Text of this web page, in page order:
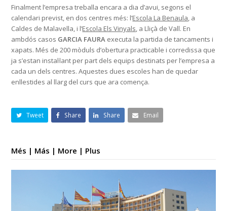
Finalment l’empresa treballa encara a dia d’avui, segons el
calendari previst, en dos centres més: l’Escola La Benaula, a
Caldes de Malavella, i l’Escola Els Vinyals, a Lliçà de Vall. En
ambdós casos GARCIA FAURA executa la partida de tancaments i
xapats. Més de 200 mòduls d’obertura practicable i corredissa que
ja s’estan instal·lant per part dels equips destinats per l’empresa a
cada un dels centres. Aquestes dues escoles han de quedar
enllestides al llarg del curs que ara comença.
Tweet Share Share Email
Més | Más | More | Plus